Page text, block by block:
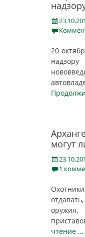
Posted
on
20
могут
Posted
on1
оружия.
чтение …